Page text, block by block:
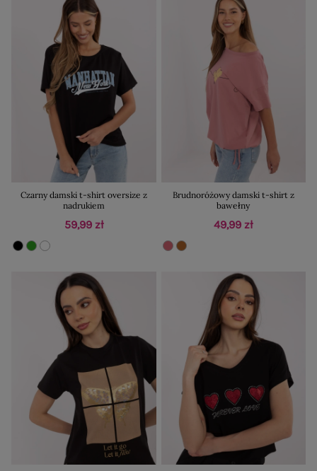
Czarny damski t-shirt oversize z
nadrukiem
59,99 zł
Brudnoróżowy damski t-shirt z
bawełny
49,99 zł